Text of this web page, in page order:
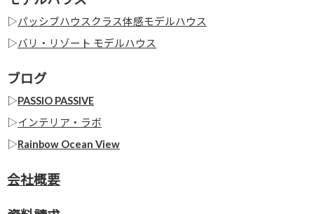
▷パッシブハウスクラス体感モデルハウス
▷バリ・リゾート モデルハウス
ブログ
▷PASSIO PASSIVE
▷インテリア・ラボ
▷Rainbow Ocean View
会社概要